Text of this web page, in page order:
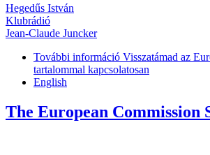
Hegedűs István
Klubrádió
Jean-Claude Juncker
További információ Visszatámad az
tartalommal kapcsolatosan
English
The European Commission